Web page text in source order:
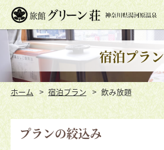
宿泊プラン
ホーム 宿泊プラン 飲み放題
プランの絞込み